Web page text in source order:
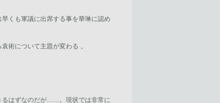
くも軍議に出席する事を華琳に認め
術について主題が変わる 。
るはずなのだが……。現状では非常に